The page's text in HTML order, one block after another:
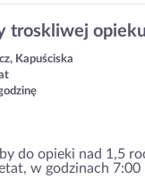
troskliwej
Kapuściska
do opieki nad 1,5
w godzinach